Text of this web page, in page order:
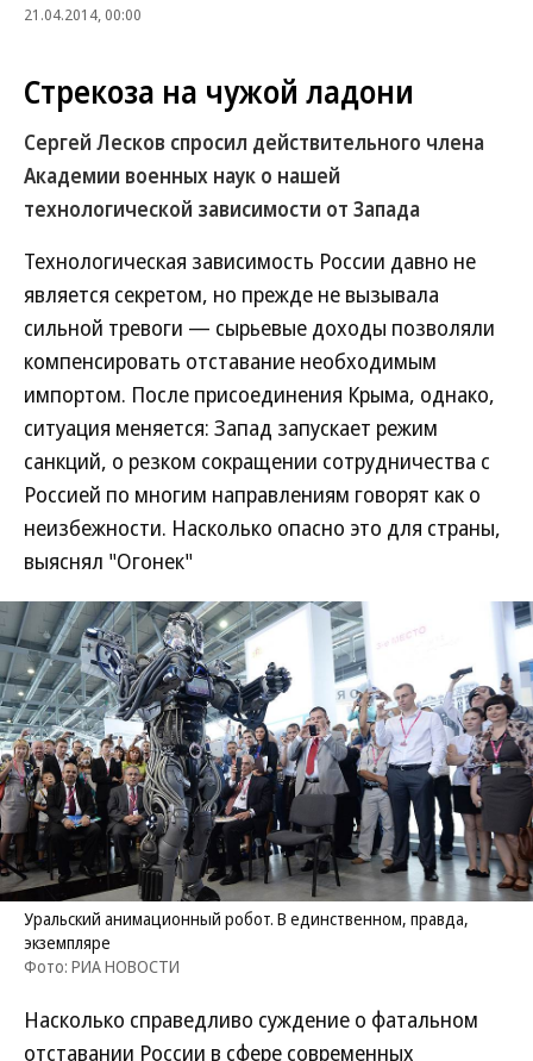
21.04.2014, 00:00
Стрекоза на чужой ладони
Сергей Лесков спросил действительного члена
Академии военных наук о нашей
технологической зависимости от Запада
Технологическая зависимость России давно не
является секретом, но прежде не вызывала
сильной тревоги — сырьевые доходы позволяли
компенсировать отставание необходимым
импортом. После присоединения Крыма, однако,
ситуация меняется: Запад запускает режим
санкций, о резком сокращении сотрудничества с
Россией по многим направлениям говорят как о
неизбежности. Насколько опасно это для страны,
выяснял "Огонек"
Уральский анимационный робот. В единственном, правда,
экземпляре
Фото: РИА НОВОСТИ
Насколько справедливо суждение о фатальном
отставании России в сфере современных